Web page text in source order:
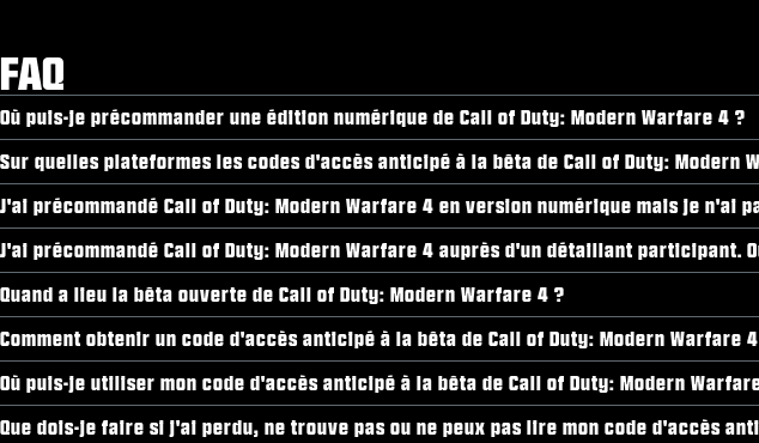
FAQ
Où puis-je précommander une édition numérique de Call of Duty: Modern Warfare 4 ?
Sur quelles plateformes les codes d'accès anticipé à la bêta de Call of Duty: Modern
J'ai précommandé Call of Duty: Modern Warfare 4 en version numérique mais je n'ai
J'ai précommandé Call of Duty: Modern Warfare 4 auprès d'un détaillant participant.
Quand a lieu la bêta ouverte de Call of Duty: Modern Warfare 4 ?
Comment obtenir un code d'accès anticipé à la bêta de Call of Duty: Modern Warfare
Où puis-je utiliser mon code d'accès anticipé à la bêta de Call of Duty: Modern
Que dois-je faire si j'ai perdu, ne trouve pas ou ne peux pas lire mon code d'accès